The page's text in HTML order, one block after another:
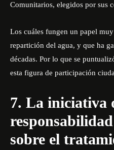
Comunitarios, elegidos por sus
Los cuáles fungen un papel
repartición del agua, y que ha
décadas. Por lo que se
esta figura de participación
7. La iniciativa
sobre el